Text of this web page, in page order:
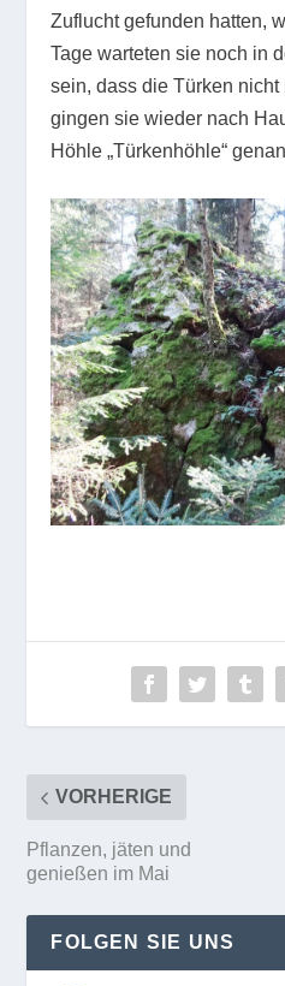
Zuflucht gefunden hatten,
Tage warteten sie noch in
sein, dass die Türken
gingen sie wieder nach
Höhle „Türkenhöhle“
VORHERIGE
Pflanzen, jäten und
genießen im Mai
FOLGEN SIE UNS